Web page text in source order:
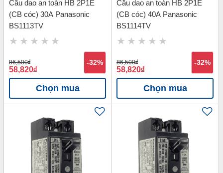
Cầu dao an toàn HB 2P1E
(CB cóc) 30A Panasonic
BS1113TV
86,500đ
58,820đ
-32%
Chọn mua
Cầu dao an toàn HB 2P1E
(CB cóc) 40A Panasonic
BS1114TV
86,500đ
58,820đ
-32%
Chọn mua